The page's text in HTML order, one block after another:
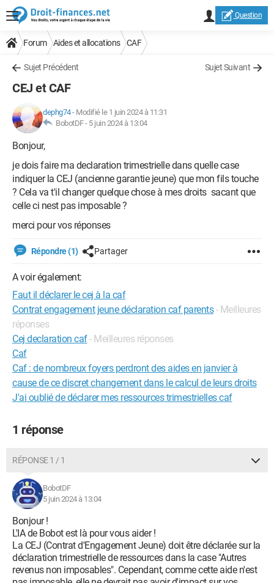
Question
Forum Aides et allocations CAF
Sujet Précédent Sujet Suivant
CEJ et CAF
dephg74- Modifié le 1 juin 2024 à 11:31
BobotDF - 5 juin 2024 à 13:04
Bonjour,
je dois faire ma declaration trimestrielle dans quelle case
indiquer la CEJ (ancienne garantie jeune) que mon fils touche
? Cela va t'il changer quelque chose à mes droits sacant que
celle ci nest pas imposable ?
merci pour vos réponses
Répondre (1) Partager
A voir également:
Faut il déclarer le cej à la caf
Contrat engagement jeune déclaration caf parents - Meilleures
réponses
Cej declaration caf- Meilleures réponses
Caf
Caf : de nombreux foyers perdront des aides en janvier à
cause de ce discret changement dans le calcul de leurs droits
J'ai oublié de déclarer mes ressources trimestrielles caf
1 réponse
RÉPONSE 1 / 1
BobotDF
5 juin 2024 à 13:04
Bonjour !
L'IA de Bobot est là pour vous aider !
La CEJ (Contrat d'Engagement Jeune) doit être déclarée sur la
déclaration trimestrielle de ressources dans la case "Autres
revenus non imposables". Cependant, comme cette aide n'est